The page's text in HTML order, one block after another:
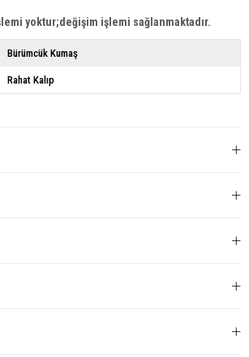
yoktur;değişim işlemi sağlanmaktadır.
Bürümcük Kumaş
Rahat Kalıp